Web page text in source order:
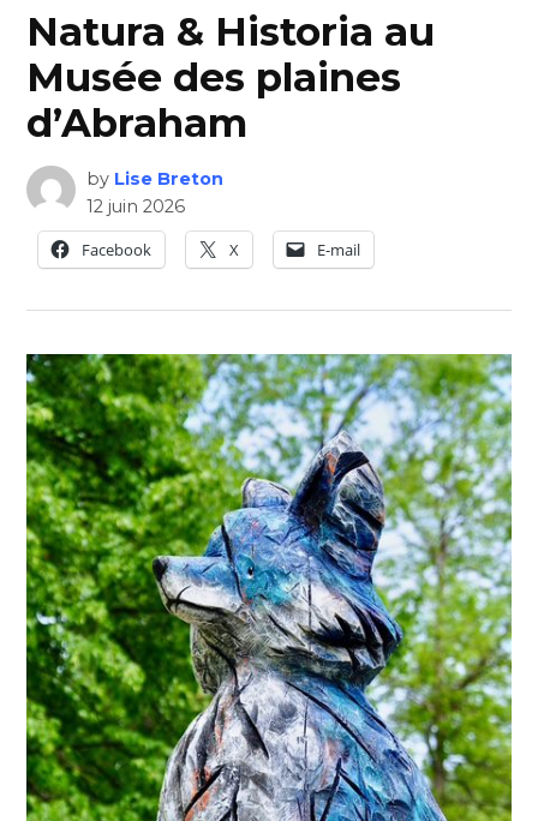
Natura & Historia au
Musée des plaines
d’Abraham
by Lise Breton
12 juin 2026
Facebook
X E-mail